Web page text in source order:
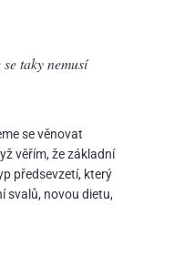
taky nemusí
se věnovat
věřím, že základní
předsevzetí, který
svalů, novou dietu,